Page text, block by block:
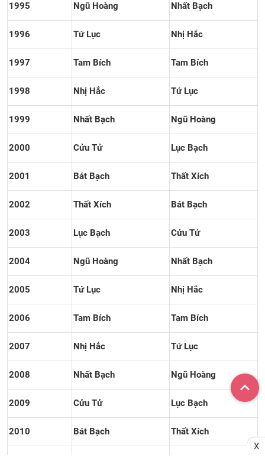
1995 Ngũ Hoàng Nhất Bạch
1996 Tứ Lục Nhị Hắc
1997 Tam Bích Tam Bích
1998 Nhị Hắc Tứ Lục
1999 Nhất Bạch Ngũ Hoàng
2000 Cửu Tử Lục Bạch
2001 Bát Bạch Thất Xích
2002 Thất Xích Bát Bạch
2003 Lục Bạch Cửu Tử
2004 Ngũ Hoàng Nhất Bạch
2005 Tứ Lục Nhị Hắc
2006 Tam Bích Tam Bích
2007 Nhị Hắc Tứ Lục
2008 Nhất Bạch Ngũ Hoàng
2009 Cửu Tử Lục Bạch
2010 Bát Bạch Thất Xích
X